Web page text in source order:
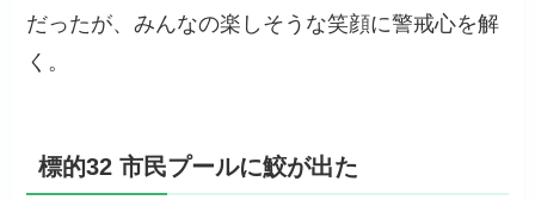
だったが、みんなの楽しそうな笑顔に警戒心を解
く。
標的32 市民プールに鮫が出た